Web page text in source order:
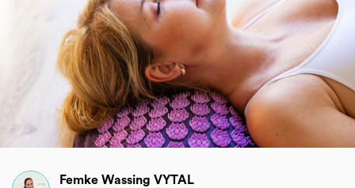
Femke Wassing VYTAL